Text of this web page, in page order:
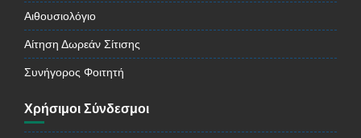
Αιθουσιολόγιο
Αίτηση Δωρεάν Σίτισης
Συνήγορος Φοιτητή
Χρήσιμοι Σύνδεσμοι